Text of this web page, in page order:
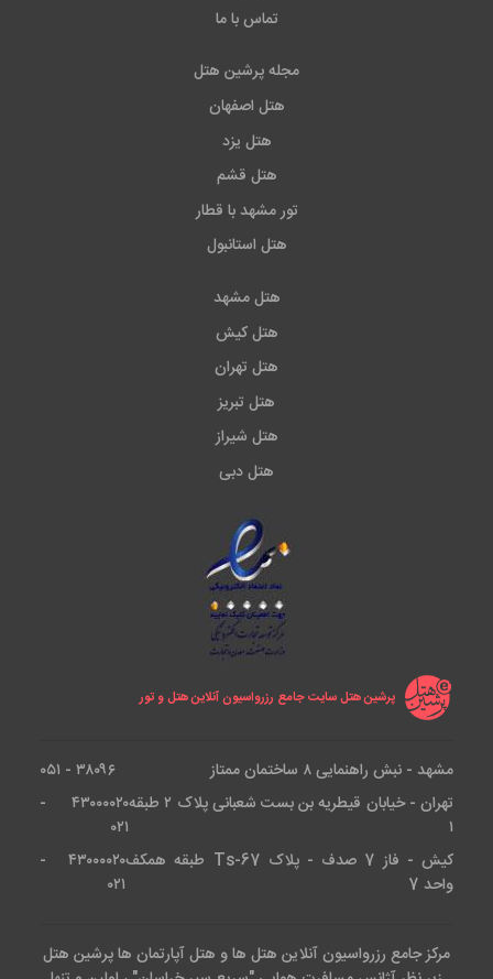
تماس با ما
مجله پرشین هتل
هتل اصفهان
هتل یزد
هتل قشم
تور مشهد با قطار
هتل استانبول
هتل مشهد
هتل کیش
هتل تهران
هتل تبریز
هتل شیراز
هتل دبی
پرشین هتل سایت جامع رزرواسیون آنلاین هتل و تور
مشهد - نبش راهنمایی ۸ ساختمان ممتاز
۳۸۰۹۶ - ۰۵۱
تهران - خیابان قیطریه بن بست شعبانی پلاک ۲ طبقه
۱
۴۳۰۰۰۰۲۰ -
۰۲۱
کیش - فاز 7 صدف - پلاک Ts-67 طبقه همکف
واحد 7
۴۳۰۰۰۰۲۰ -
۰۲۱
مرکز جامع رزرواسیون آنلاین هتل ها و هتل آپارتمان ها پرشین هتل